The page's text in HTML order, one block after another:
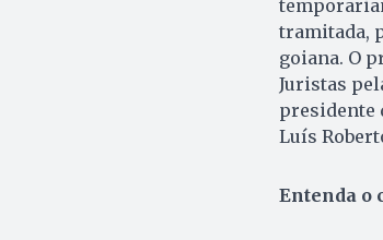
tramitada,
goiana. O
Juristas
presidente
Luís
Entenda o